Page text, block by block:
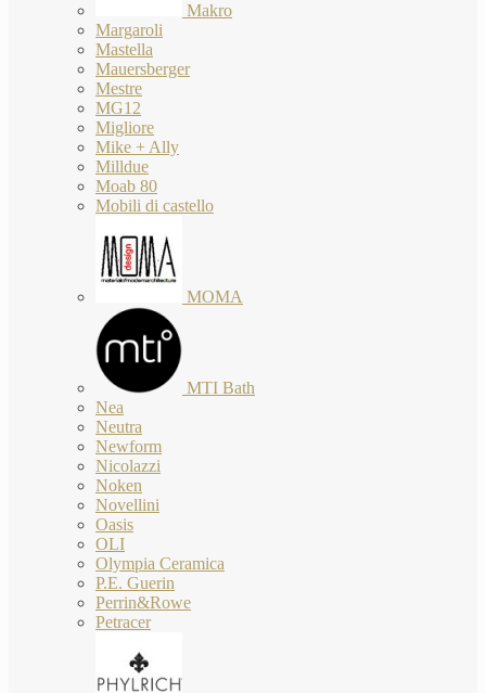
Makro
Margaroli
Mastella
Mauersberger
Mestre
MG12
Migliore
Mike + Ally
Milldue
Moab 80
Mobili di castello
MOMA
MTI Bath
Nea
Neutra
Newform
Nicolazzi
Noken
Novellini
Oasis
OLI
Olympia Ceramica
P.E. Guerin
Perrin&Rowe
Petracer